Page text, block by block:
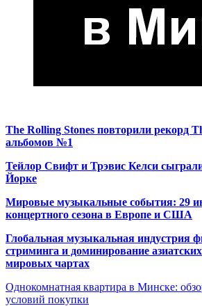
The Rolling Stones повторили рекорд
альбомов №1
Тейлор Свифт и Трэвис Келси
Йорке
Мировые музыкальные события: 29
концертного сезона в Европе и США
Глобальная музыкальная индустрия
стриминга и доминирование
мировых чартах
Однокомнатная квартира в Минске:
условий покупки